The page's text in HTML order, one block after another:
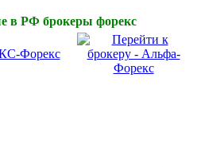
в РФ брокеры форекс